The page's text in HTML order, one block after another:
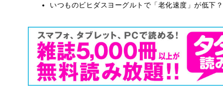
いつものビヒダスヨーグルトで「老化速度」が低